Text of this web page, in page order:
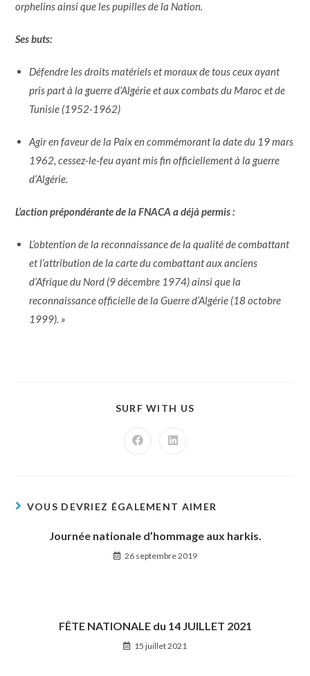
orphelins ainsi que les pupilles de la Nation.
Ses buts:
Défendre les droits matériels et moraux de tous ceux ayant
pris part à la guerre d’Algérie et aux combats du Maroc et de
Tunisie (1952-1962)
Agir en faveur de la Paix en commémorant la date du 19 mars
1962, cessez-le-feu ayant mis fin officiellement à la guerre
d’Algérie.
L’action prépondérante de la FNACA a déjà permis :
L’obtention de la reconnaissance de la qualité de combattant
et l’attribution de la carte du combattant aux anciens
d’Afrique du Nord (9 décembre 1974) ainsi que la
reconnaissance officielle de la Guerre d’Algérie (18 octobre
1999). »
SURF WITH US
VOUS DEVRIEZ ÉGALEMENT AIMER
Journée nationale d’hommage aux harkis.
26 septembre 2019
FÊTE NATIONALE du 14 JUILLET 2021
15 juillet 2021